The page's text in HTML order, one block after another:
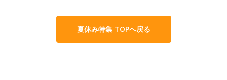
夏休み特集 TOPへ戻る